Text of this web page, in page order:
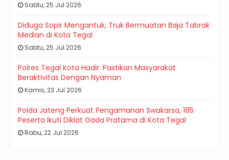
Sabtu, 25 Jul 2026
Diduga Sopir Mengantuk, Truk Bermuatan Baja Tabrak
Median di Kota Tegal
Sabtu, 25 Jul 2026
Polres Tegal Kota Hadir: Pastikan Masyarakat
Beraktivitas Dengan Nyaman
Kamis, 23 Jul 2026
Polda Jateng Perkuat Pengamanan Swakarsa, 185
Peserta Ikuti Diklat Gada Pratama di Kota Tegal
Rabu, 22 Jul 2026